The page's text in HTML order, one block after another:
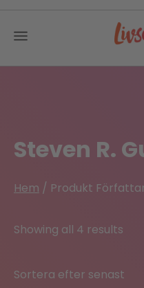
Steven R.
Hem / Produkt
Showing all 4 results